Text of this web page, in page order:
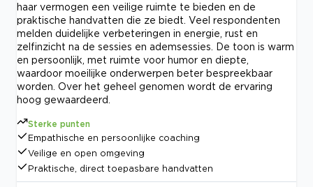
haar vermogen een veilige ruimte te bieden en de
praktische handvatten die ze biedt. Veel respondenten
melden duidelijke verbeteringen in energie, rust en
zelfinzicht na de sessies en ademsessies. De toon is warm
en persoonlijk, met ruimte voor humor en diepte,
waardoor moeilijke onderwerpen beter bespreekbaar
worden. Over het geheel genomen wordt de ervaring
hoog gewaardeerd.
Sterke punten
Empathische en persoonlijke coaching
Veilige en open omgeving
Praktische, direct toepasbare handvatten